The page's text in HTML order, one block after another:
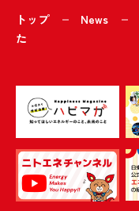
トップ News
た